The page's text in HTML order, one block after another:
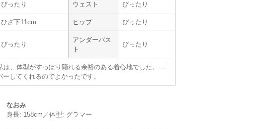
んを演出できた
サイズ : ぴったり
使用地域 :
ぴったり ウェスト ぴったり
ひざ下11cm ヒップ ぴったり
ぴったり
アンダーバス
ト
ぴったり
は、体型がすっぽり隠れる余裕のある着心地でした。二
してくれるのでよかったです。
なおみ
身長: 158cm／体型: グラマー